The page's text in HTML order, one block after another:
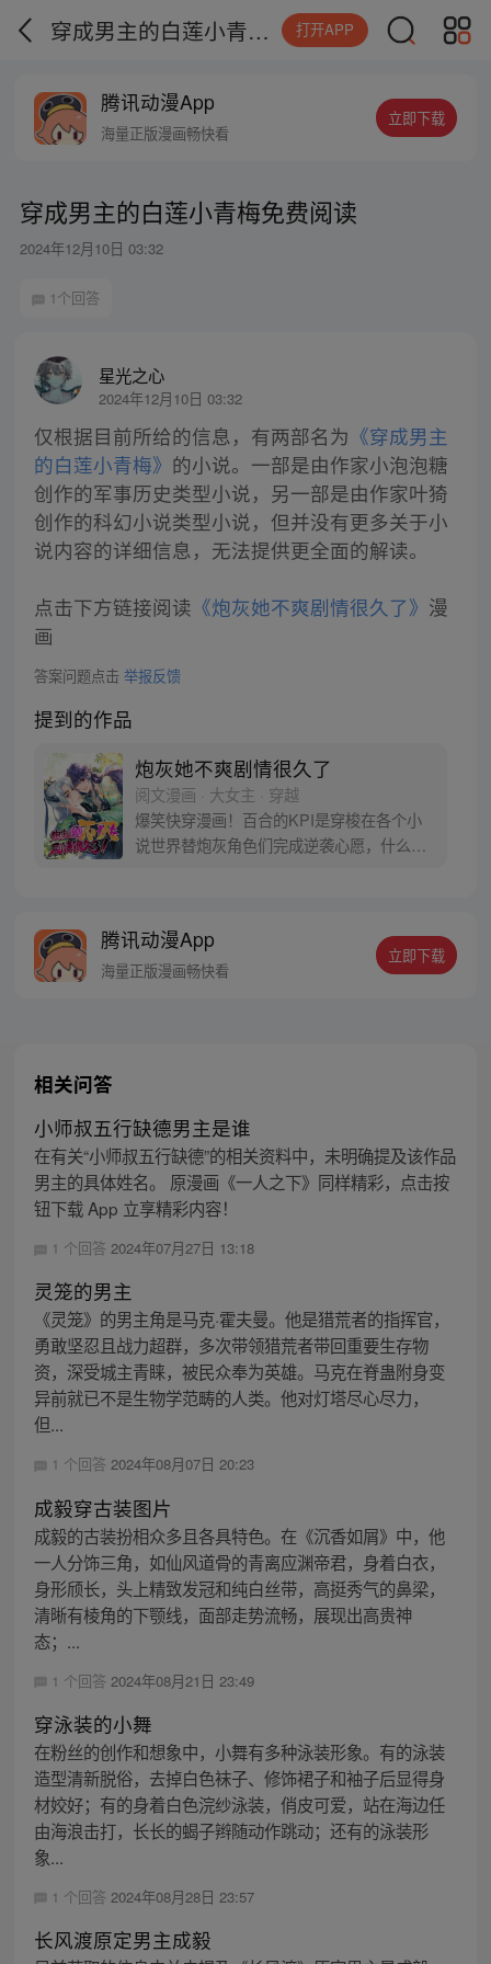
穿成男主的白莲小青梅免费阅读 打开APP
腾讯动漫App
海量正版漫画畅快看
立即下载
穿成男主的白莲小青梅免费阅读
2024年12月10日 03:32
1个回答
星光之心
2024年12月10日 03:32
仅根据目前所给的信息，有两部名为 《穿成男主
的白莲小青梅》 的小说。一部是由作家小泡泡糖
创作的军事历史类型小说，另一部是由作家叶猗
创作的科幻小说类型小说，但并没有更多关于小
说内容的详细信息，无法提供更全面的解读。
点击下方链接阅读 《炮灰她不爽剧情很久了》 漫
画
答案问题点击 举报反馈
提到的作品
炮灰她不爽剧情很久了
阅文漫画 · 大女主 · 穿越
爆笑快穿漫画！百合的KPI是穿梭在各个小
说世界替炮灰角色们完成逆袭心愿，什么渣
腾讯动漫App
海量正版漫画畅快看
立即下载
相关问答
小师叔五行缺德男主是谁
在有关“小师叔五行缺德”的相关资料中，未明确提及该作品
男主的具体姓名。 原漫画《一人之下》同样精彩，点击按
钮下载 App 立享精彩内容！
1 个回答 2024年07月27日 13:18
灵笼的男主
《灵笼》的男主角是马克·霍夫曼。他是猎荒者的指挥官，
勇敢坚忍且战力超群，多次带领猎荒者带回重要生存物
资，深受城主青睐，被民众奉为英雄。马克在脊蛊附身变
异前就已不是生物学范畴的人类。他对灯塔尽心尽力，
但...
1 个回答 2024年08月07日 20:23
成毅穿古装图片
成毅的古装扮相众多且各具特色。在《沉香如屑》中，他
一人分饰三角，如仙风道骨的青离应渊帝君，身着白衣，
身形颀长，头上精致发冠和纯白丝带，高挺秀气的鼻梁，
清晰有棱角的下颚线，面部走势流畅，展现出高贵神
态；...
1 个回答 2024年08月21日 23:49
穿泳装的小舞
在粉丝的创作和想象中，小舞有多种泳装形象。有的泳装
造型清新脱俗，去掉白色袜子、修饰裙子和袖子后显得身
材姣好；有的身着白色浣纱泳装，俏皮可爱，站在海边任
由海浪击打，长长的蝎子辫随动作跳动；还有的泳装形
象...
1 个回答 2024年08月28日 23:57
长风渡原定男主成毅